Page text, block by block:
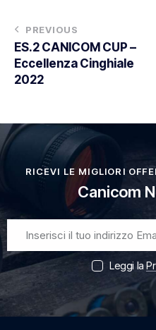
PREVIOUS
ES.2 CANICOM CUP –
Eccellenza Cinghiale
2022
RICEVI LE MIGLIORI
Canicom
Leggi la